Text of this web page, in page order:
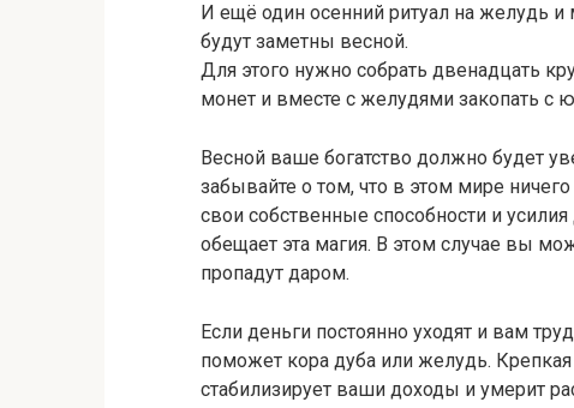
И ещё один осенний ритуал на желудь
будут заметны весной.
Для этого нужно собрать двенадцать
монет и вместе с желудями закопать с
Весной ваше богатство должно будет
забывайте о том, что в этом мире
свои собственные способности и
обещает эта магия. В этом случае вы
пропадут даром.
Если деньги постоянно уходят и вам
поможет кора дуба или желудь.
стабилизирует ваши доходы и умерит